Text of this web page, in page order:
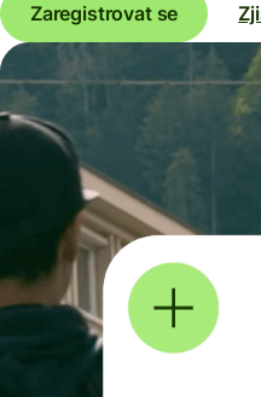
Zaregistrovat se